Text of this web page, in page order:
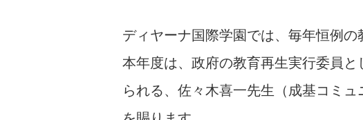
ディヤーナ国際学園では、毎年恒例の
本年度は、政府の教育再生実行委員
られる、佐々木喜一先生（成基コミ